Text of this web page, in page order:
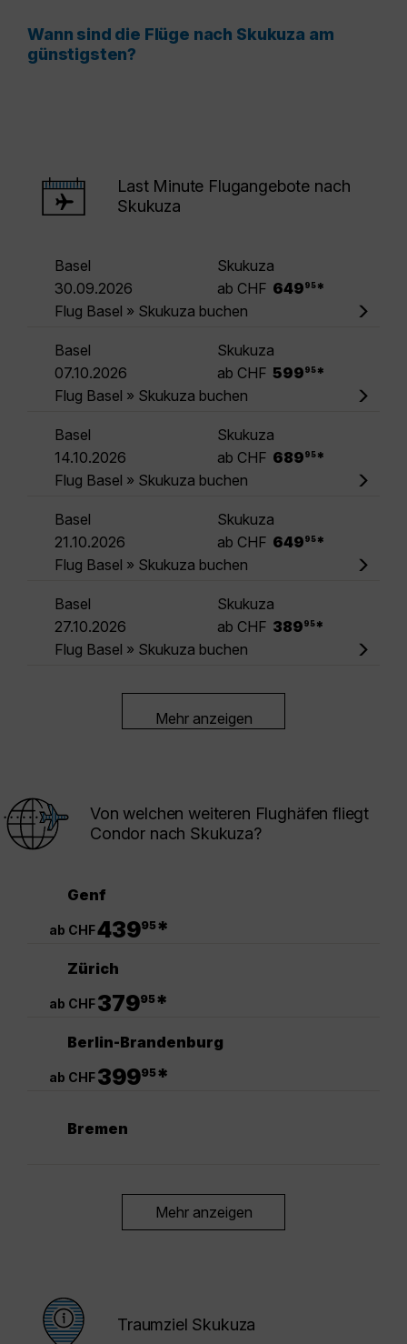
Wann sind die Flüge nach Skukuza am
günstigsten?
Last Minute Flugangebote nach
Skukuza
Basel
Skukuza
30.09.2026
ab CHF 649 95 *
Flug Basel » Skukuza buchen
Basel
Skukuza
07.10.2026
ab CHF 599 95 *
Flug Basel » Skukuza buchen
Basel
Skukuza
14.10.2026
ab CHF 689 95 *
Flug Basel » Skukuza buchen
Basel
Skukuza
21.10.2026
ab CHF 649 95 *
Flug Basel » Skukuza buchen
Basel
Skukuza
27.10.2026
ab CHF 389 95 *
Flug Basel » Skukuza buchen
Mehr anzeigen
Von welchen weiteren Flughäfen fliegt
Condor nach Skukuza?
Genf
ab CHF43995*
Zürich
ab CHF37995*
Berlin-Brandenburg
ab CHF39995*
Bremen
Mehr anzeigen
Traumziel Skukuza